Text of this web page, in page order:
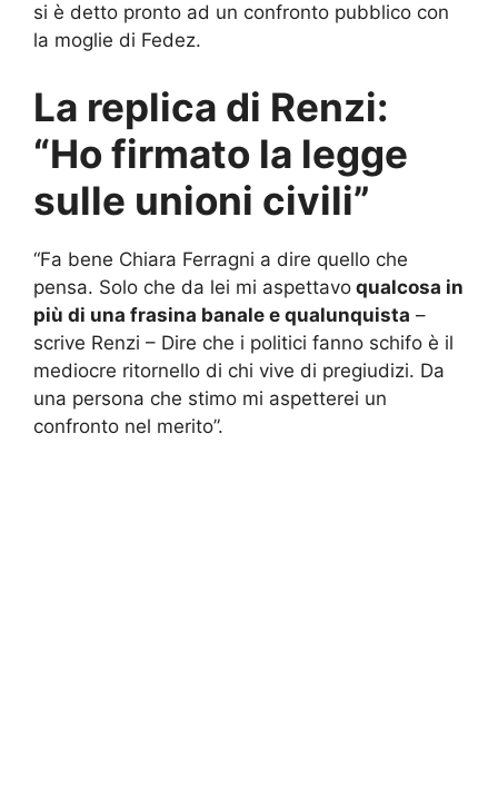
si è detto pronto ad un confronto pubblico con
la moglie di Fedez.
La replica di Renzi:
“Ho firmato la legge
sulle unioni civili”
“Fa bene Chiara Ferragni a dire quello che
pensa. Solo che da lei mi aspettavo qualcosa in
più di una frasina banale e qualunquista –
scrive Renzi – Dire che i politici fanno schifo è il
mediocre ritornello di chi vive di pregiudizi. Da
una persona che stimo mi aspetterei un
confronto nel merito”.